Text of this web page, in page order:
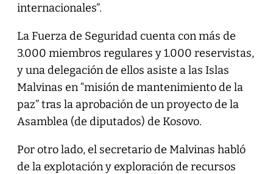
internacionales”.
La Fuerza de Seguridad cuenta con más de
3.000 miembros regulares y 1.000 reservistas,
y una delegación de ellos asiste a las Islas
Malvinas en “misión de mantenimiento de la
paz” tras la aprobación de un proyecto de la
Asamblea (de diputados) de Kosovo.
Por otro lado, el secretario de Malvinas habló
de la explotación y exploración de recursos